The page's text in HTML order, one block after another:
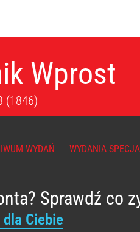
Wprost
(1846)
WYDAŃ WYDANIA
Sprawdź co
Ciebie